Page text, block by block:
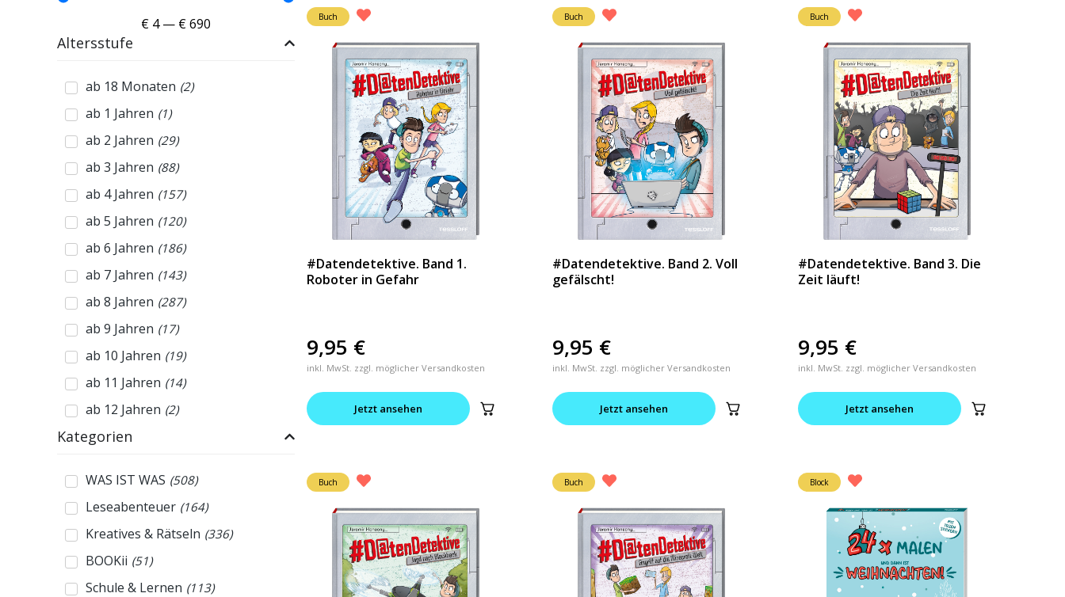
€ 4 — €690
Altersstufe
ab 18 Monaten (2)
ab 1 Jahren (1)
ab 2 Jahren (29)
ab 3 Jahren (88)
ab 4 Jahren (157)
ab 5 Jahren (120)
ab 6 Jahren (186)
ab 7 Jahren (143)
ab 8 Jahren (287)
ab 9 Jahren (17)
ab 10 Jahren (19)
ab 11 Jahren (14)
ab 12 Jahren (2)
Kategorien
WAS IST WAS (508)
Leseabenteuer (164)
Kreatives & Rätseln (336)
BOOKii (51)
Schule & Lernen (113)
Buch
#Datendetektive. Band 1.
Roboter in Gefahr
9,95 €
inkl. MwSt. zzgl. möglicher Versandkosten
Jetzt ansehen
Buch
#Datendetektive. Band 2. Voll
gefälscht!
9,95 €
inkl. MwSt. zzgl. möglicher Versandkosten
Jetzt ansehen
Buch
#Datendetektive. Band 3. Die
Zeit läuft!
9,95 €
inkl. MwSt. zzgl. möglicher Versandkosten
Jetzt ansehen
Buch Buch Block